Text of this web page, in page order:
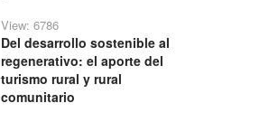
View: 6786
Del desarrollo sostenible al
regenerativo: el aporte del
turismo rural y rural
comunitario